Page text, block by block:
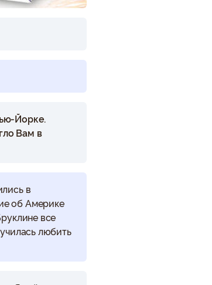
Йорке.
Вам в
в
об Америке
все
любить